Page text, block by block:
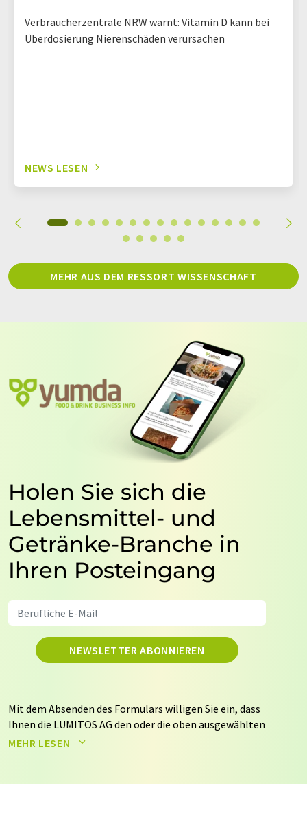
Verbraucherzentrale NRW warnt: Vitamin D kann bei
Überdosierung Nierenschäden verursachen
NEWS LESEN
MEHR AUS DEM RESSORT WISSENSCHAFT
Holen Sie sich die
Lebensmittel- und
Getränke-Branche in
Ihren Posteingang
NEWSLETTER ABONNIEREN
Mit dem Absenden des Formulars willigen Sie ein, dass
Ihnen die LUMITOS AG den oder die oben ausgewählten
Newsletter per E-Mail zusendet. Ihre Daten werden
auf Basis unsererDatenschutzerklärung. LUMITOS darf
MEHR LESEN